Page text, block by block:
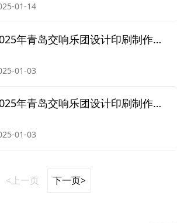
01-14
2025年青岛交响乐团设计印刷制作项目竞争性磋商采购公告
01-03
2025年青岛交响乐团设计印刷制作项目竞争性磋商采购文件
01-03
<上一页 下一页>